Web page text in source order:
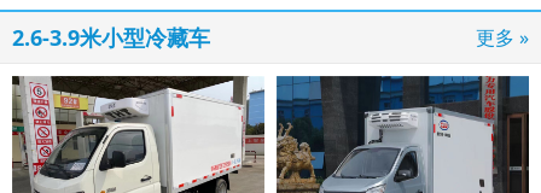
2.6-3.9米小型冷藏车 更多 »